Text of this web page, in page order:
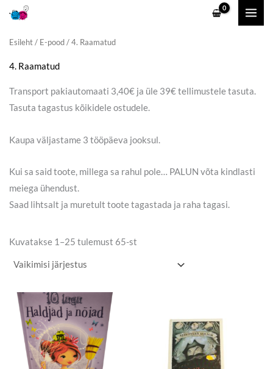
Skip
content
Esileht/ E-pood/ 4. Raamatud
4. Raamatud
Transport pakiautomaati 3,40€ ja üle 39€ tellimustele tasuta.
Tasuta tagastus kõikidele ostudele.
Kaupa väljastame 3 tööpäeva jooksul.
Kui sa said toote, millega sa rahul pole… PALUN võta kindlasti
meiega ühendust.
Saad lihtsalt ja muretult toote tagastada ja raha tagasi.
Kuvatakse 1–25 tulemust 65-st